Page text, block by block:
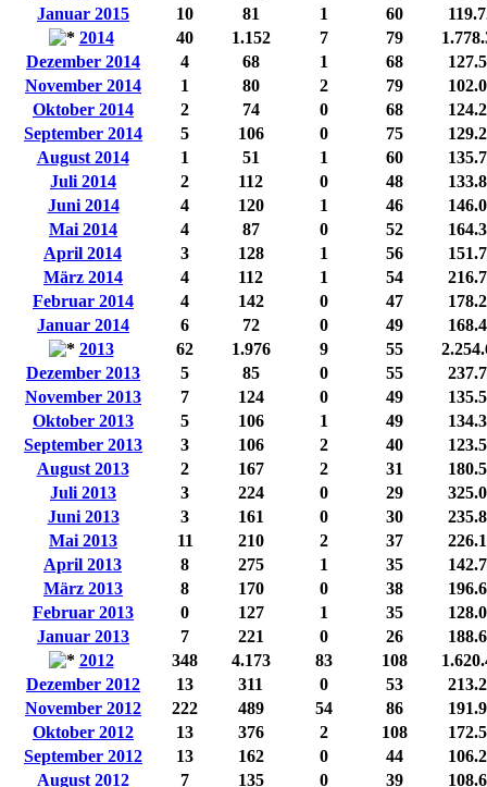
Januar 2015
10 81 1 60
2014
40 1.152 7 79
Dezember 2014
4 68 1 68
November 2014
1 80 2 79
Oktober 2014
2 74 0 68
September 2014
5 106 0 75
August 2014
1 51 1 60
Juli 2014
2 112 0 48
Juni 2014
4 120 1 46
Mai 2014
4 87 0 52
April 2014
3 128 1 56
März 2014
4 112 1 54
Februar 2014
4 142 0 47
Januar 2014
6 72 0 49
2013
62 1.976 9 55
Dezember 2013
5 85 0 55
November 2013
7 124 0 49
Oktober 2013
5 106 1 49
September 2013
3 106 2 40
August 2013
2 167 2 31
Juli 2013
3 224 0 29
Juni 2013
3 161 0 30
Mai 2013
11 210 2 37
April 2013
8 275 1 35
März 2013
8 170 0 38
Februar 2013
0 127 1 35
Januar 2013
7 221 0 26
2012
348 4.173 83 108
Dezember 2012
13 311 0 53
November 2012
222 489 54 86
Oktober 2012
13 376 2 108
September 2012
13 162 0 44
August 2012
7 135 0 39